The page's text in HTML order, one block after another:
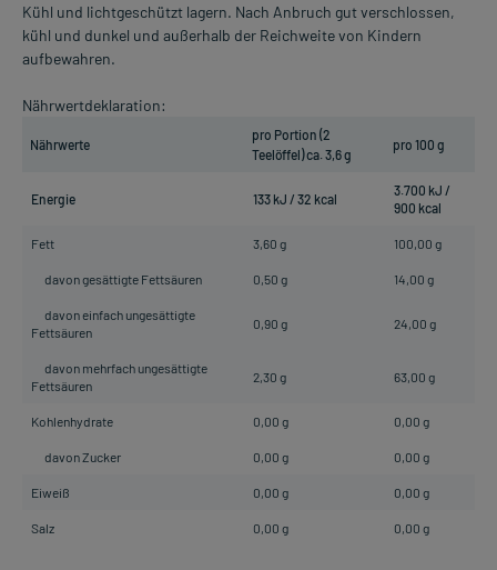
Kühl und lichtgeschützt lagern. Nach Anbruch gut verschlossen,
kühl und dunkel und außerhalb der Reichweite von Kindern
aufbewahren.
Nährwertdeklaration:
Nährwerte
pro Portion (2
Teelöffel) ca. 3,6 g
pro 100 g
Energie 133 kJ / 32 kcal
3.700 kJ /
900 kcal
Fett 3,60 g 100,00 g
davon gesättigte Fettsäuren 0,50 g 14,00 g
davon einfach ungesättigte
Fettsäuren
0,90 g 24,00 g
davon mehrfach ungesättigte
Fettsäuren
2,30 g 63,00 g
Kohlenhydrate 0,00 g 0,00 g
davon Zucker 0,00 g 0,00 g
Eiweiß 0,00 g 0,00 g
Salz 0,00 g 0,00 g